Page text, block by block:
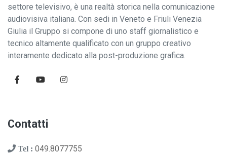
settore televisivo, è una realtà storica nella comunicazione
audiovisiva italiana. Con sedi in Veneto e Friuli Venezia
Giulia il Gruppo si compone di uno staff giornalistico e
tecnico altamente qualificato con un gruppo creativo
interamente dedicato alla post-produzione grafica.
Contatti
Tel : 049.8077755